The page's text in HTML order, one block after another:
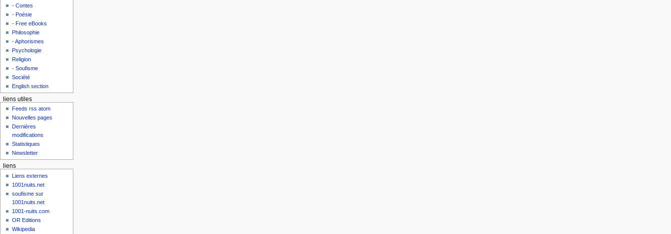
- Contes
- Poésie
- Free eBooks
Philosophie
- Aphorismes
Psychologie
Religion
- Soufisme
Société
English section
liens utiles
Feeds rss atom
Nouvelles pages
Dernières
modifications
Statistiques
Newsletter
liens
Liens externes
1001nuits.net
soufisme sur
1001nuits.net
1001-nuits.com
OR Editions
Wikipedia